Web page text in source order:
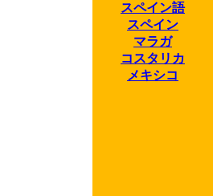
スペイン語
スペイン
マラガ
コスタリカ
メキシコ